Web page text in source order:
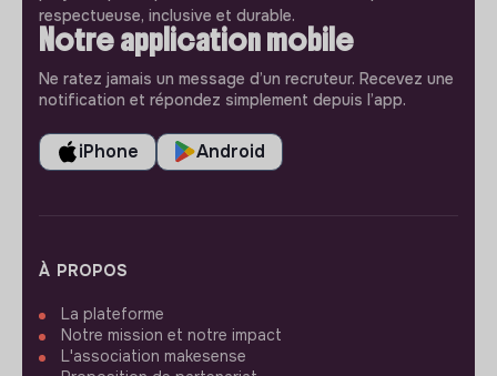
respectueuse, inclusive et durable.
Notre application mobile
Ne ratez jamais un message d’un recruteur. Recevez une
notification et répondez simplement depuis l’app.
iPhone Android
À PROPOS
La plateforme
Notre mission et notre impact
L'association makesense